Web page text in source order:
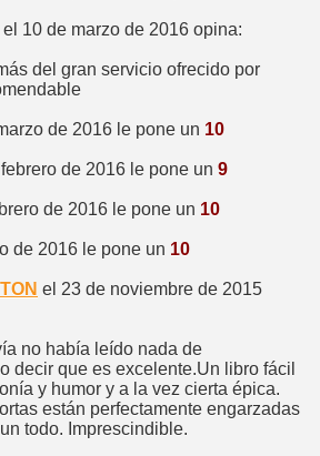
el 10 de marzo de 2016 opina:
del gran servicio ofrecido por
de 2016 le pone un 10
de 2016 le pone un 9
de 2016 le pone un 10
de 2016 le pone un 10
el 23 de noviembre de 2015
no había leído nada de
decir que es excelente.Un libro fácil
y humor y a la vez cierta épica.
están perfectamente engarzadas
todo. Imprescindible.